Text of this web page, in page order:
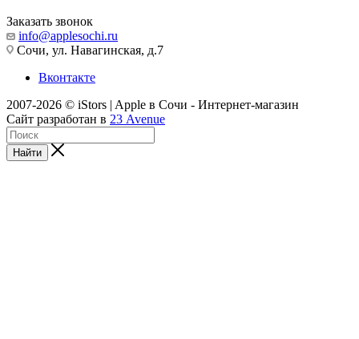
Заказать звонок
info@applesochi.ru
Сочи, ул. Навагинская, д.7
Вконтакте
2007-2026 © iStors | Apple в Сочи - Интернет-магазин
Сайт разработан в 23 Avenue
Найти